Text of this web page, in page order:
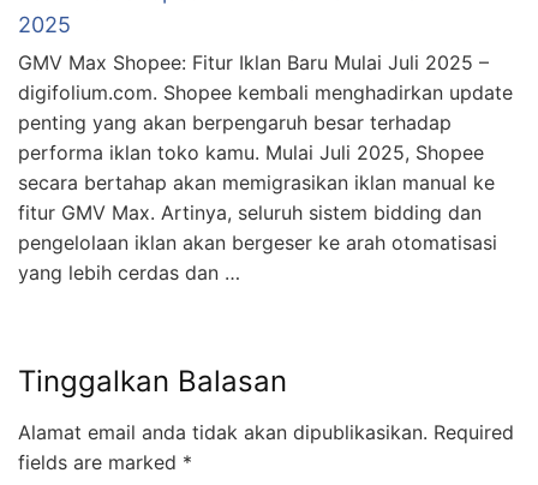
2025
GMV Max Shopee: Fitur Iklan Baru Mulai Juli 2025 –
digifolium.com. Shopee kembali menghadirkan update
penting yang akan berpengaruh besar terhadap
performa iklan toko kamu. Mulai Juli 2025, Shopee
secara bertahap akan memigrasikan iklan manual ke
fitur GMV Max. Artinya, seluruh sistem bidding dan
pengelolaan iklan akan bergeser ke arah otomatisasi
yang lebih cerdas dan …
Tinggalkan Balasan
Alamat email anda tidak akan dipublikasikan. Required
fields are marked *